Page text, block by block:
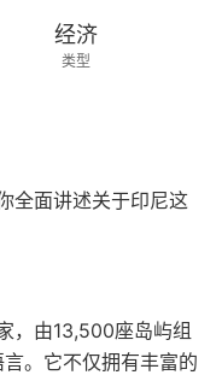
经济
类型
2019-10-01
发行日期
全面讲述关于印尼这
，由13,500座岛屿组
。它不仅拥有丰富的